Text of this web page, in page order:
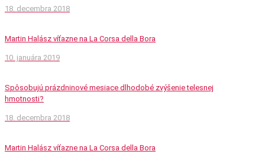
18. decembra 2018
Martin Halász víťazne na La Corsa della Bora
10. januára 2019
Spôsobujú prázdninové mesiace dlhodobé zvýšenie telesnej
hmotnosti?
18. decembra 2018
Martin Halász víťazne na La Corsa della Bora